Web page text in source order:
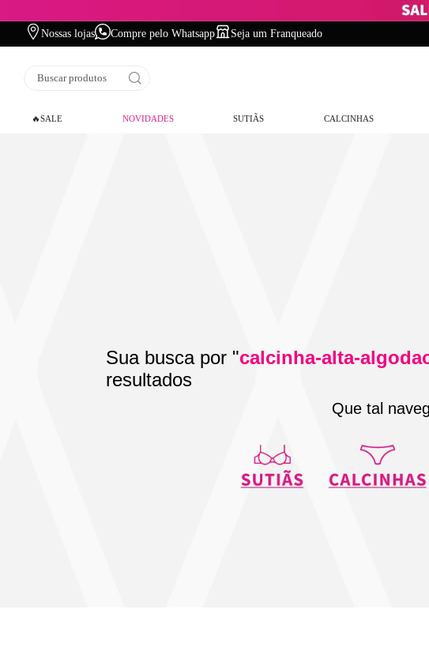
Nossas lojas Compre pelo Whatsapp Seja um Franqueado
Buscar produtos
🔥SALE NOVIDADES SUTIÃS CALCINHAS
Sua busca por "calcinha-alta-
resultados
Que tal